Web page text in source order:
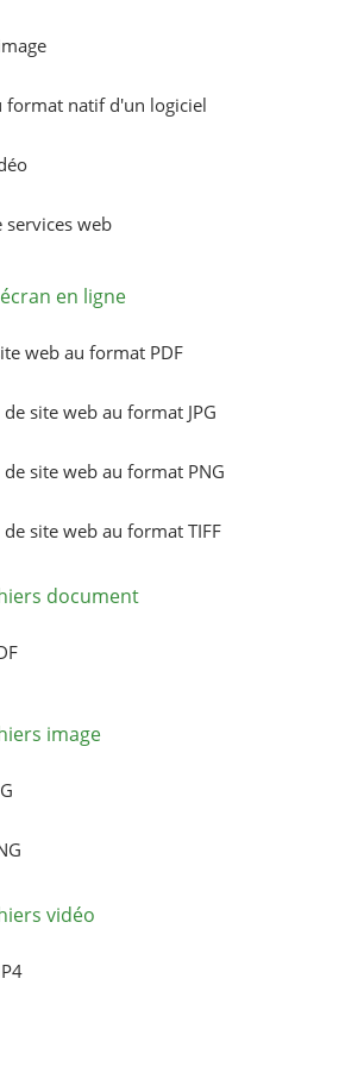
format natif d'un logiciel
services web
en ligne
web au format PDF
site web au format JPG
site web au format PNG
site web au format TIFF
document
image
vidéo